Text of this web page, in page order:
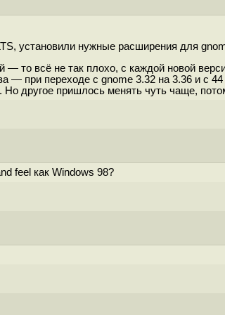
установили нужные расширения для
то всё не так плохо, с каждой новой
— при переходе с gnome 3.32 на 3.36 и с
другое пришлось менять чуть чаще,
feel как Windows 98?